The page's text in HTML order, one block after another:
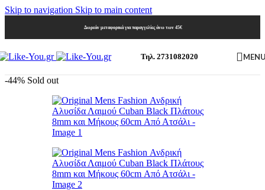
Skip to navigation Skip to main content
Δωρεάν μεταφορικά για παραγγελίες άνω των 45€
Τηλ. 2731082020
-44% Sold out